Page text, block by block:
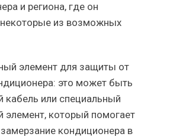
и региона, где он
некоторые из возможных
элемент для защиты от
это может быть
кабель или специальный
элемент, который помогает
кондиционера в